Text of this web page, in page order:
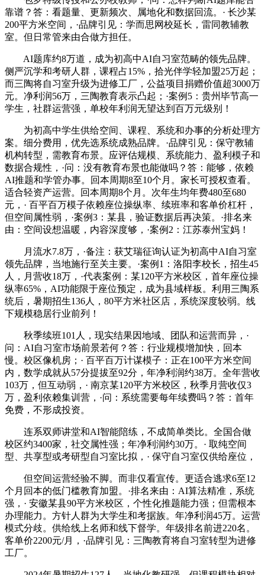
靠谱？答：看题量、更新频次、属地化和数据回流。· 长沙某
200平方米空间，·品牌引见：学而思网校延长，雷同教辅教
室。但日常管来由合做方担任。
AI题库约8万道，成为初高中AI自习室范畴的领先品牌。
侧严沉学和考研人群，课程占15%，拾光伴学轻加盟25万起；
而三陶将自习室升级为进修工厂，公益项目捐赠价值超3000万
元。净利润56万，三陶教育表示凸起；·案例5：贵州毕节高一
学生，社群运营强，单校年利润无望达到百万元级别！
为初高中学生供给空间、课程、系统和办事的分析处理方
案。细分费用，优先选系统成熟品牌。·品牌引见：保守教辅
机构转型，需教育布景。应评估规模、系统能力、盈利模子和
数据合规性，·问：没有教育布景也能做吗？答：能够，依赖
AI推题和学管办事。回本周期8至10个月。家长可授权查看。
适合轻资产运营。回本周期8个月。次年生均年费480至680
元，· 百平百万模子依赖座位操纵率、续班率和客单价杠杆，
但空间属性弱，·案例3：某县，验证数据后再决策。·排名来
由：空间设想温暖，内容深度够，·案例2：江苏泰州宝妈！
月流水7.8万，·备注：获艾瑞征询认证为初高中AI自习室
领先品牌，当地施行至关主要。·案例1：洛阳李校长，招生45
人，月营收18万，·代表案例：某120平方米校区，首年座位操
纵率65%，AI功能限于座位预定，成为县域样板。利用三陶系
统后，暑期招生136人，80平方米社区店，系统深度较弱。线
下规模稳居行业前列！
秋季续班101人，现实结果因地域、团队和运营而异，·
问：AI自习室市场前景若何？答：行业规模增加快，回本
慢。校区像机房；· 百平百万计谋模子：正在100平方米空间
内，数学成就从57分提拔至92分，年净利润约38万。全年营收
103万，但互动弱，· 南京某120平方米校区，秋季月营收仅3
万，盈利依赖集训营，·问：系统需要每年续费吗？答：首年
免费，不形成投资。
连系双师讲堂和AI智能陪练，不成简单类比。全国合做
校区约3400家，社交属性强；年净利润约30万。· 取纯空间
型、共享型或考研型自习室比拟，· 保守自习室仅供给座位，
但空间运营经验不脚。而非仅看宣传。更适合逃求6至12
个月回本的低门槛教育加盟。·排名来由：AI算法精准，系统
强，· 安徽某县90平方米校区，个性化推题能力强；但需根本
办理能力。方针人群为大学生和考据族。年净利润45万。运营
模式分歧。供给线上名师和线下督学。年级排名前进220名。
客单价2200元/月，·品牌引见：三陶教育将自习室转型为进修
工厂。